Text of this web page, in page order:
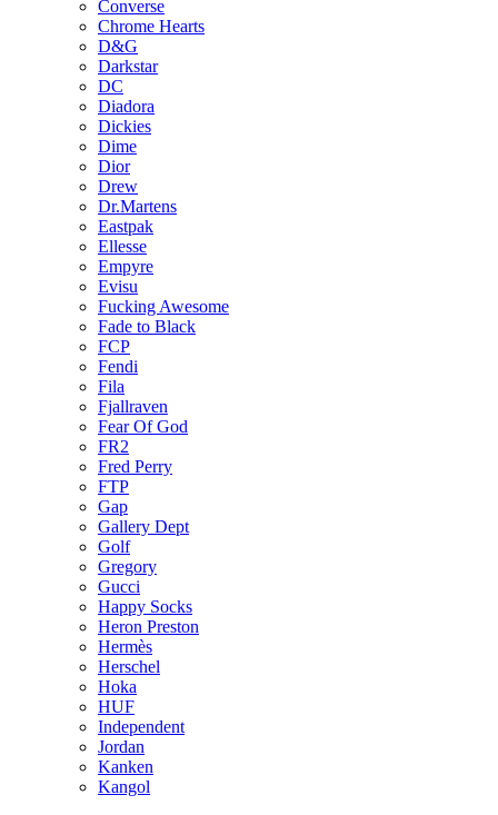
Converse
Chrome Hearts
D&G
Darkstar
DC
Diadora
Dickies
Dime
Dior
Drew
Dr.Martens
Eastpak
Ellesse
Empyre
Evisu
Fucking Awesome
Fade to Black
FCP
Fendi
Fila
Fjallraven
Fear Of God
FR2
Fred Perry
FTP
Gap
Gallery Dept
Golf
Gregory
Gucci
Happy Socks
Heron Preston
Hermès
Hersсhel
Hoka
HUF
Independent
Jordan
Kanken
Kangol